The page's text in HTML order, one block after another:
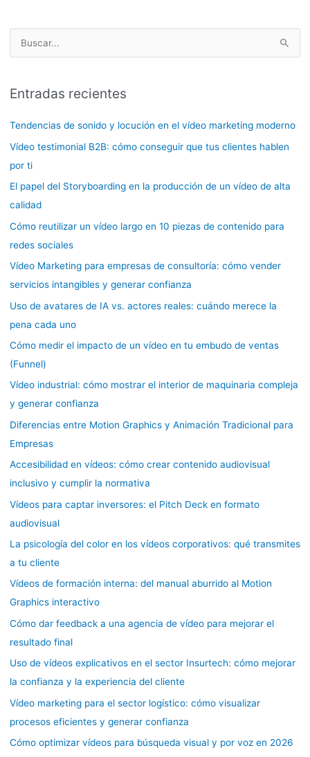
c
a
Entradas recientes
Tendencias de sonido y locución en el vídeo marketing moderno
Vídeo testimonial B2B: cómo conseguir que tus clientes hablen
por ti
El papel del Storyboarding en la producción de un vídeo de alta
calidad
Cómo reutilizar un vídeo largo en 10 piezas de contenido para
redes sociales
Vídeo Marketing para empresas de consultoría: cómo vender
servicios intangibles y generar confianza
Uso de avatares de IA vs. actores reales: cuándo merece la
pena cada uno
Cómo medir el impacto de un vídeo en tu embudo de ventas
(Funnel)
Vídeo industrial: cómo mostrar el interior de maquinaria compleja
y generar confianza
Diferencias entre Motion Graphics y Animación Tradicional para
Empresas
Accesibilidad en vídeos: cómo crear contenido audiovisual
inclusivo y cumplir la normativa
Vídeos para captar inversores: el Pitch Deck en formato
audiovisual
La psicología del color en los vídeos corporativos: qué transmites
a tu cliente
Vídeos de formación interna: del manual aburrido al Motion
Graphics interactivo
Cómo dar feedback a una agencia de vídeo para mejorar el
resultado final
Uso de vídeos explicativos en el sector Insurtech: cómo mejorar
la confianza y la experiencia del cliente
Vídeo marketing para el sector logístico: cómo visualizar
procesos eficientes y generar confianza
Cómo optimizar vídeos para búsqueda visual y por voz en 2026